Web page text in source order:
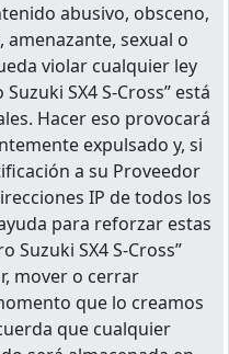
abusivo, obsceno,
sexual o
violar cualquier ley
SX4 S-Cross” está
Hacer eso provocará
expulsado y, si
a su Proveedor
IP de todos los
para reforzar estas
Suzuki SX4 S-Cross”
mover o cerrar
que lo creamos
que cualquier